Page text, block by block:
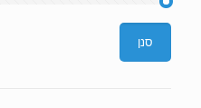
מחיר
מינימלי
מחיר
מקסימלי
סנן